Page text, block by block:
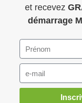
et recevez
démarrage